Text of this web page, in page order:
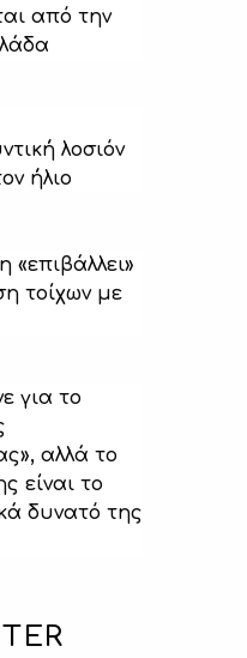
από την
λοσιόν
ήλιο
«επιβάλλει»
τοίχων με
για το
αλλά το
είναι το
δυνατό της